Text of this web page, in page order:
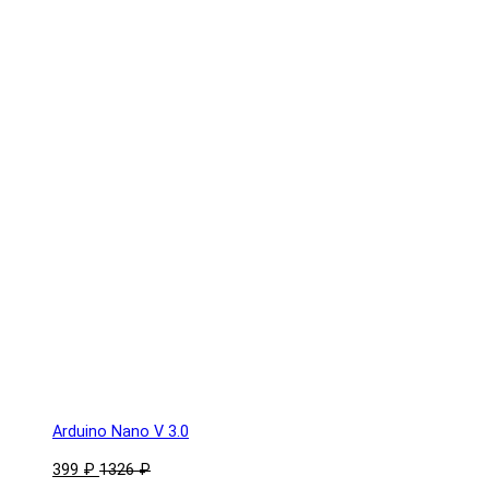
Arduino Nano V 3.0
399 ₽ 1326 ₽